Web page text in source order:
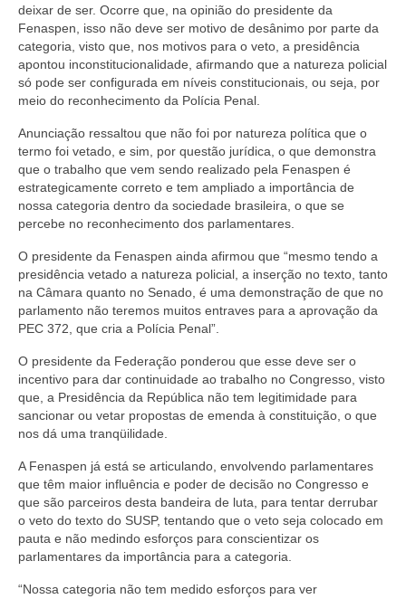
deixar de ser. Ocorre que, na opinião do presidente da
Fenaspen, isso não deve ser motivo de desânimo por parte da
categoria, visto que, nos motivos para o veto, a presidência
apontou inconstitucionalidade, afirmando que a natureza policial
só pode ser configurada em níveis constitucionais, ou seja, por
meio do reconhecimento da Polícia Penal.
Anunciação ressaltou que não foi por natureza política que o
termo foi vetado, e sim, por questão jurídica, o que demonstra
que o trabalho que vem sendo realizado pela Fenaspen é
estrategicamente correto e tem ampliado a importância de
nossa categoria dentro da sociedade brasileira, o que se
percebe no reconhecimento dos parlamentares.
O presidente da Fenaspen ainda afirmou que “mesmo tendo a
presidência vetado a natureza policial, a inserção no texto, tanto
na Câmara quanto no Senado, é uma demonstração de que no
parlamento não teremos muitos entraves para a aprovação da
PEC 372, que cria a Polícia Penal”.
O presidente da Federação ponderou que esse deve ser o
incentivo para dar continuidade ao trabalho no Congresso, visto
que, a Presidência da República não tem legitimidade para
sancionar ou vetar propostas de emenda à constituição, o que
nos dá uma tranqüilidade.
A Fenaspen já está se articulando, envolvendo parlamentares
que têm maior influência e poder de decisão no Congresso e
que são parceiros desta bandeira de luta, para tentar derrubar
o veto do texto do SUSP, tentando que o veto seja colocado em
pauta e não medindo esforços para conscientizar os
parlamentares da importância para a categoria.
“Nossa categoria não tem medido esforços para ver